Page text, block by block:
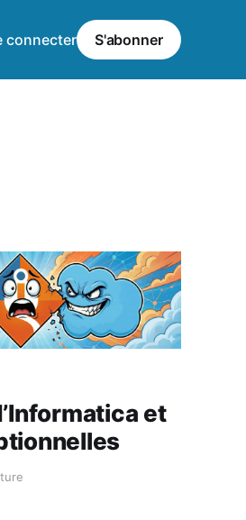
connecter S'abonner
et